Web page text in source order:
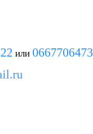
или 0667706473
.ru